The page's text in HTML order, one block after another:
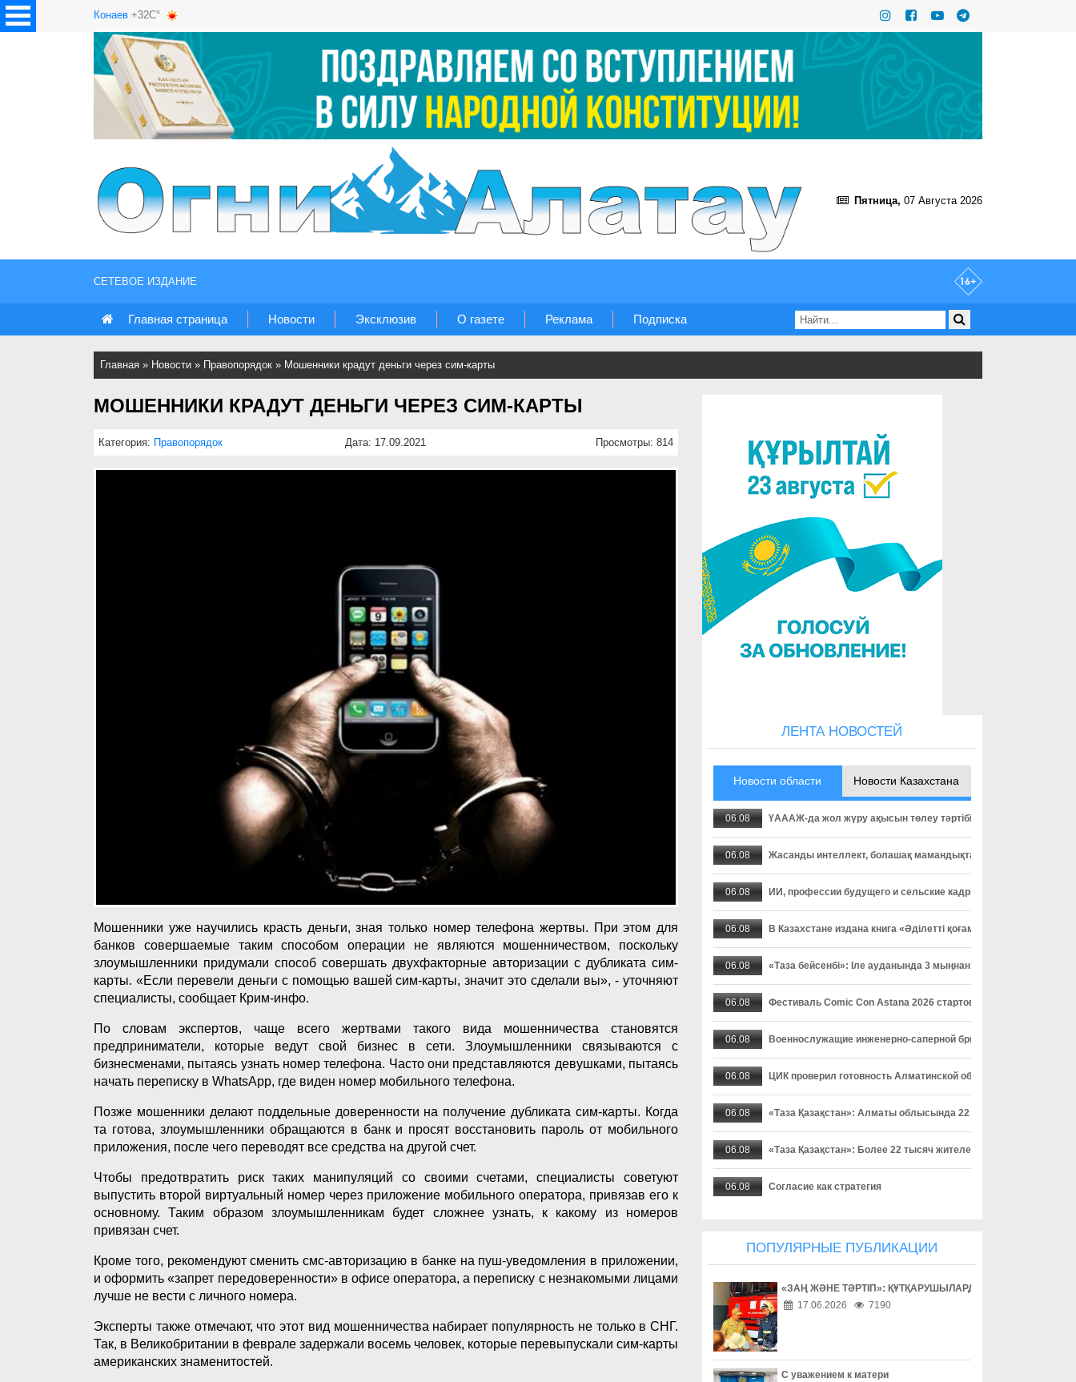
Конаев +32C°
Пятница, 07 Августа 2026
СЕТЕВОЕ ИЗДАНИЕ
Главная страница Новости Эксклюзив О газете Реклама Подписка
Главная » Новости » Правопорядок » Мошенники крадут деньги через сим-карты
МОШЕННИКИ КРАДУТ ДЕНЬГИ ЧЕРЕЗ СИМ-КАРТЫ
Категория: Правопорядок Дата: 17.09.2021 Просмотры: 814
Мошенники уже научились красть деньги, зная только номер телефона жертвы. При этом для
банков совершаемые таким способом операции не являются мошенничеством, поскольку
злоумышленники придумали способ совершать двухфакторные авторизации с дубликата сим-
карты. «Если перевели деньги с помощью вашей сим-карты, значит это сделали вы», - уточняют
специалисты, сообщает Крим-инфо.
По словам экспертов, чаще всего жертвами такого вида мошенничества становятся
предприниматели, которые ведут свой бизнес в сети. Злоумышленники связываются с
бизнесменами, пытаясь узнать номер телефона. Часто они представляются девушками, пытаясь
начать переписку в WhatsApp, где виден номер мобильного телефона.
Позже мошенники делают поддельные доверенности на получение дубликата сим-карты. Когда
та готова, злоумышленники обращаются в банк и просят восстановить пароль от мобильного
приложения, после чего переводят все средства на другой счет.
Чтобы предотвратить риск таких манипуляций со своими счетами, специалисты советуют
выпустить второй виртуальный номер через приложение мобильного оператора, привязав его к
основному. Таким образом злоумышленникам будет сложнее узнать, к какому из номеров
привязан счет.
Кроме того, рекомендуют сменить смс-авторизацию в банке на пуш-уведомления в приложении,
и оформить «запрет передоверенности» в офисе оператора, а переписку с незнакомыми лицами
лучше не вести с личного номера.
Эксперты также отмечают, что этот вид мошенничества набирает популярность не только в СНГ.
Так, в Великобритании в феврале задержали восемь человек, которые перевыпускали сим-карты
американских знаменитостей.
ЛЕНТА НОВОСТЕЙ
Новости области Новости Казахстана
06.08 ҮАААЖ-да жол жүру ақысын төлеу тәртібі өзгерді: төлемді
06.08 Жасанды интеллект, болашақ мамандықтар және ауылдағы
06.08 ИИ, профессии будущего и сельские кадры - о чем спорили
06.08 В Казахстане издана книга «Әділетті қоғамға шыншыл сөз»,
06.08 «Таза бейсенбі»: Іле ауданында 3 мыңнан астам адам
06.08 Фестиваль Comic Con Astana 2026 стартовал в столице
06.08 Военнослужащие инженерно-саперной бригады осваивают
06.08 ЦИК проверил готовность Алматинской области к выборам
06.08 «Таза Қазақстан»: Алматы облысында 22 мыңнан астам
06.08 «Таза Қазақстан»: Более 22 тысяч жителей Алматинской
06.08 Согласие как стратегия
06.08 Безопасность начинается с ответственности
06.08 Бытовое насилие - не семейное дело
06.08 Инвестиции в здоровье
ПОПУЛЯРНЫЕ ПУБЛИКАЦИИ
«ЗАҢ ЖӘНЕ ТӘРТІП»: ҚҰТҚАРУШЫЛАРДЫҢ ЕҢБЕГІМЕН
17.06.2026
7190
С уважением к матери